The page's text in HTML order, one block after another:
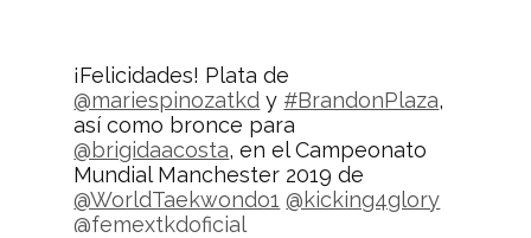
¡Felicidades! Plata de
@mariespinozatkd y #BrandonPlaza,
así como bronce para
@brigidaacosta, en el Campeonato
Mundial Manchester 2019 de
@WorldTaekwondo1 @kicking4glory
@femextkdoficial